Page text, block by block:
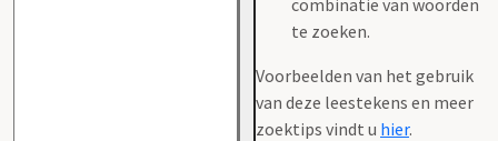
te zoeken.
Voorbeelden van het gebruik
van deze leestekens en meer
zoektips vindt u hier.